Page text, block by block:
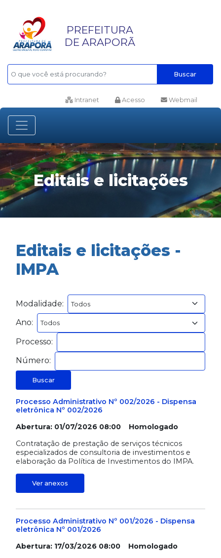
PREFEITURA
DE ARAPORÃ
Buscar
Intranet Acesso Webmail
Editais e licitações
Editais e licitações -
IMPA
Modalidade:
Ano:
Processo:
Número:
Buscar
Processo Administrativo Nº 002/2026 - Dispensa
eletrônica Nº 002/2026
Abertura: 01/07/2026 08:00 Homologado
Contratação de prestação de serviços técnicos
especializados de consultoria de investimentos e
elaboração da Política de Investimentos do IMPA.
Ver anexos
Processo Administrativo Nº 001/2026 - Dispensa
eletrônica Nº 001/2026
Abertura: 17/03/2026 08:00 Homologado